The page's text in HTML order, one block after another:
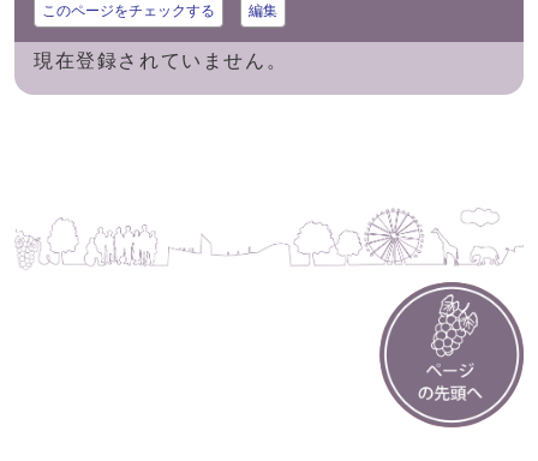
このページをチェックする 編集
現在登録されていません。